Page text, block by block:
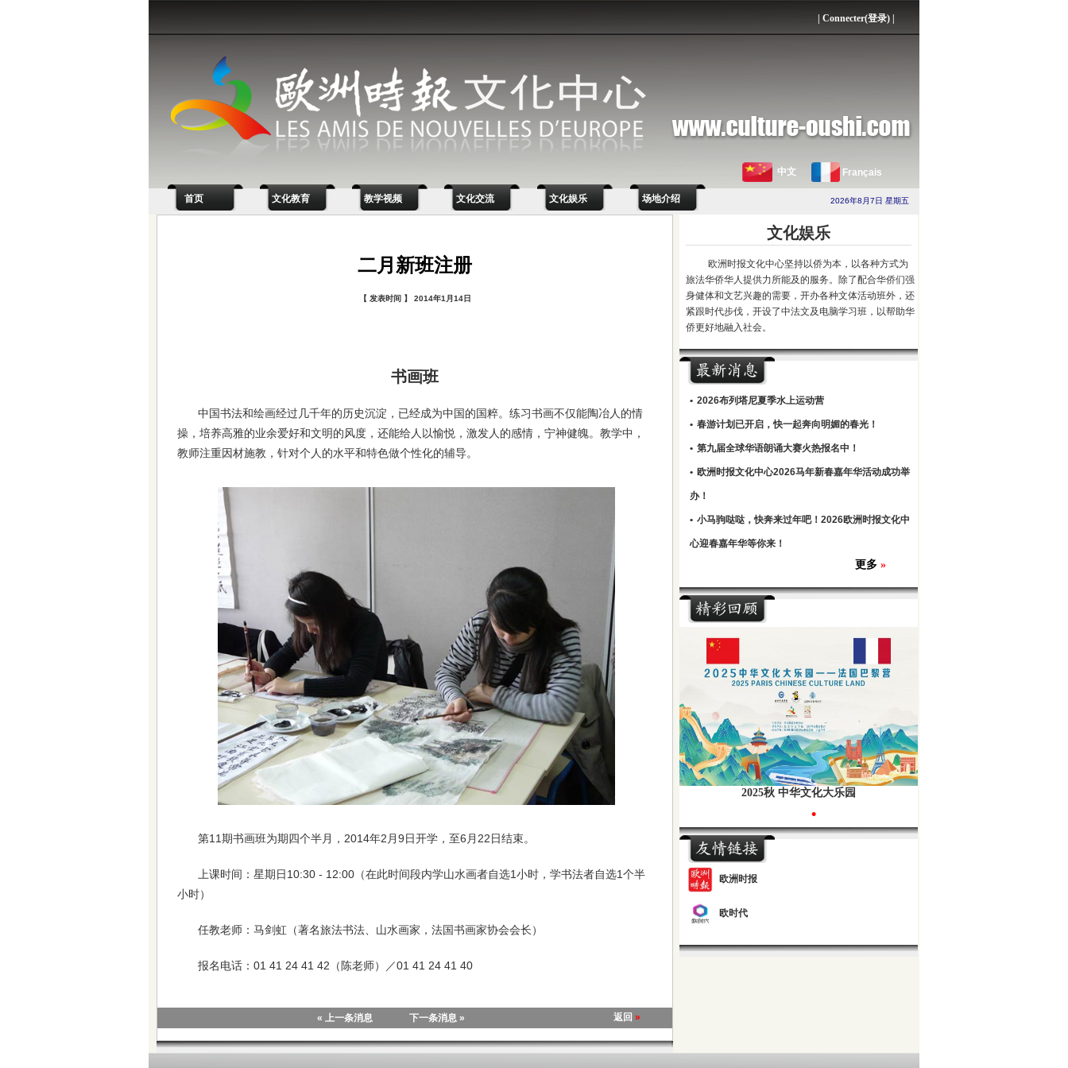
Connecter(登录)
中文 Français
首页 文化教育 教学视频 文化交流 文化娱乐 场地介绍 2026年8月7日 星期五
二月新班注册
【 发表时间 】 2014年1月14日
书画班
中国书法和绘画经过几千年的历史沉淀，已经成为中国的国粹。练习书画不仅能陶冶人的情
操，培养高雅的业余爱好和文明的风度，还能给人以愉悦，激发人的感情，宁神健魄。教学中，
教师注重因材施教，针对个人的水平和特色做个性化的辅导。
第11期书画班为期四个半月，2014年2月9日开学，至6月22日结束。
上课时间：星期日10:30 - 12:00（在此时间段内学山水画者自选1小时，学书法者自选1个半
小时）
任教老师：马剑虹（著名旅法书法、山水画家，法国书画家协会会长）
报名电话：01 41 24 41 42（陈老师）／01 41 24 41 40
« 上一条消息 下一条消息 » 返回 »
文化娱乐
欧洲时报文化中心坚持以侨为本，以各种方式为
旅法华侨华人提供力所能及的服务。除了配合华侨们强
身健体和文艺兴趣的需要，开办各种文体活动班外，还
紧跟时代步伐，开设了中法文及电脑学习班，以帮助华
侨更好地融入社会。
• 2026布列塔尼夏季水上运动营
• 春游计划已开启，快一起奔向明媚的春光！
• 第九届全球华语朗诵大赛火热报名中！
• 欧洲时报文化中心2026马年新春嘉年华活动成功举
办！
• 小马驹哒哒，快奔来过年吧！2026欧洲时报文化中
心迎春嘉年华等你来！
更多 »
2025秋 中华文化大乐园
•
欧洲时报
欧时代